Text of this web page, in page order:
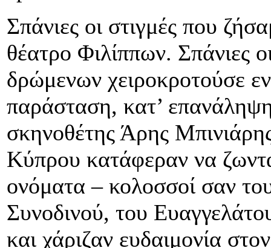
Σπάνιες οι στιγμές που
θέατρο Φιλίππων. Σπάνιες
δρώμενων χειροκροτούσε
παράσταση, κατ’
σκηνοθέτης Άρης
Κύπρου κατάφεραν να
ονόματα – κολοσσοί σαν
Συνοδινού, του
και χάριζαν ευδαιμονία